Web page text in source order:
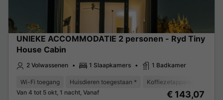
UNIEKE ACCOMMODATIE 2 personen - Ryd Tiny
House Cabin
2 Volwassenen 1 Slaapkamers 1 Badkamer
Wi-Fi toegang Huisdieren toegestaan * Koffiezetapparaat
Van 4 tot 5 okt, 1 nacht, Vanaf
€ 143,07